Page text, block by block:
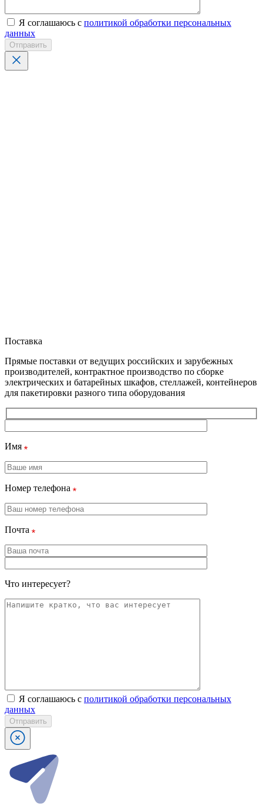
Я соглашаюсь с политикой обработки персональных
данных
Отправить
Поставка
Прямые поставки от ведущих российских и зарубежных
производителей, контрактное производство по сборке
электрических и батарейных шкафов, стеллажей, контейнеров
для пакетировки разного типа оборудования
Имя
Номер телефона
Почта
Что интересует?
Я соглашаюсь с политикой обработки персональных
данных
Отправить